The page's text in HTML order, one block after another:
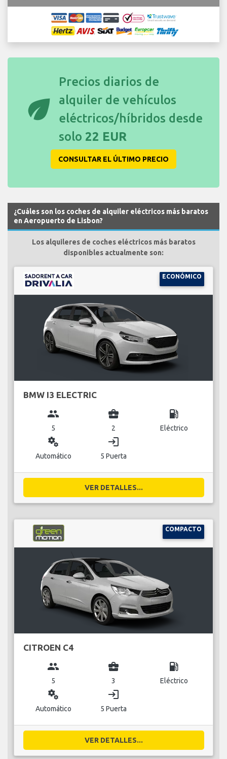
eco
Precios diarios de
alquiler de vehículos
eléctricos/híbridos desde
solo 22 EUR
CONSULTAR EL ÚLTIMO PRECIO
¿Cuáles son los coches de alquiler eléctricos más baratos
en Aeropuerto de Lisbon?
Los alquileres de coches eléctricos más baratos
disponibles actualmente son:
ECONÓMICO
BMW I3 ELECTRIC
group
5
business_center
2
local_gas_station
Eléctrico
miscellaneous_services
Automático
login
5 Puerta
VER DETALLES...
COMPACTO
CITROEN C4
group
5
business_center
3
local_gas_station
Eléctrico
miscellaneous_services
Automático
login
5 Puerta
VER DETALLES...